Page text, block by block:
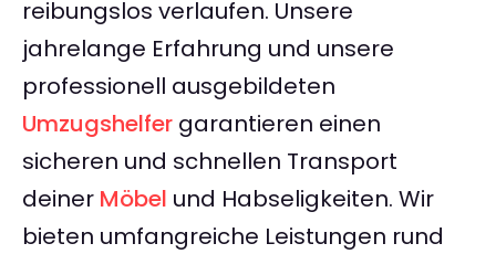
reibungslos verlaufen. Unsere
jahrelange Erfahrung und unsere
professionell ausgebildeten
Umzugshelfer garantieren einen
sicheren und schnellen Transport
deiner Möbel und Habseligkeiten. Wir
bieten umfangreiche Leistungen rund